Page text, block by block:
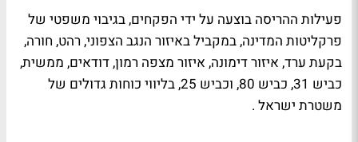
פעילות ההריסה בוצעה על ידי הפקחים, בגיבוי משפטי של
פרקליטות המדינה, במקביל באיזור הנגב הצפוני, רהט, חורה,
בקעת ערד, איזור דימונה, איזור מצפה רמון, דודאים, ממשית,
כביש 31, כביש 80, וכביש 25, בליווי כוחות גדולים של
משטרת ישראל .